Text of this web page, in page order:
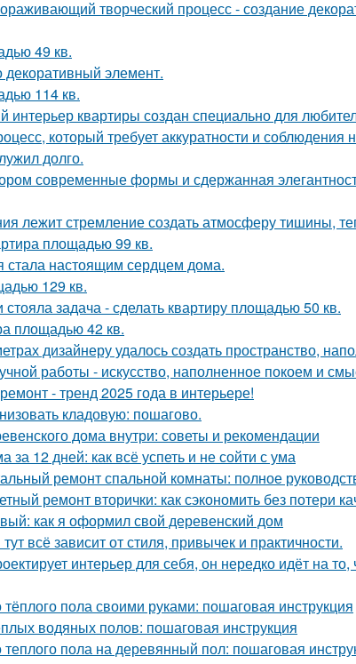
творческий процесс - создание
49 кв.
декоративный элемент.
114 кв.
интерьер квартиры создан специально для
который требует аккуратности и соблюдения
долго.
современные формы и сдержанная
лежит стремление создать атмосферу тишины,
площадью 99 кв.
стала настоящим сердцем дома.
129 кв.
задача - сделать квартиру площадью 50 кв.
площадью 42 кв.
дизайнеру удалось создать пространство,
работы - искусство, наполненное покоем и
- тренд 2025 года в интерьере!
кладовую: пошагово.
дома внутри: советы и рекомендации
за 12 дней: как всё успеть и не сойти с ума
ремонт спальной комнаты: полное
ремонт вторички: как сэкономить без потери
как я оформил свой деревенский дом
всё зависит от стиля, привычек и практичности.
интерьер для себя, он нередко идёт на
тёплого пола своими руками: пошаговая инструкция
водяных полов: пошаговая инструкция
теплого пола на деревянный пол: пошаговая